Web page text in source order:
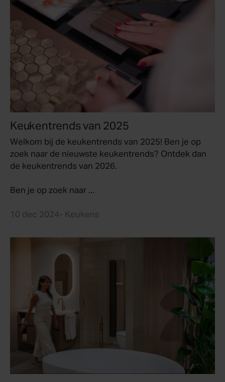
Keukentrends van 2025
Welkom bij de keukentrends van 2025! Ben je op
zoek naar de nieuwste keukentrends? Ontdek dan
de keukentrends van 2026.
Ben je op zoek naar ...
10 dec 2024 - Keukens